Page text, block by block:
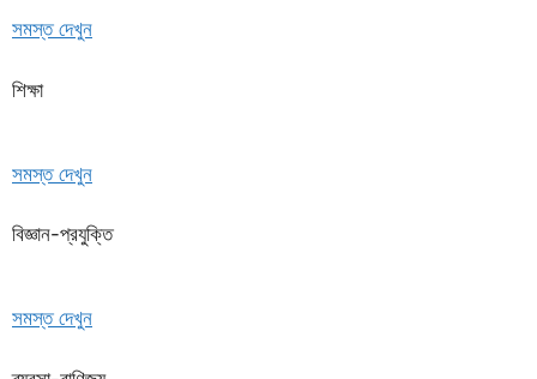
সমস্ত দেখুন
শিক্ষা
সমস্ত দেখুন
বিজ্ঞান-প্রযুক্তি
সমস্ত দেখুন